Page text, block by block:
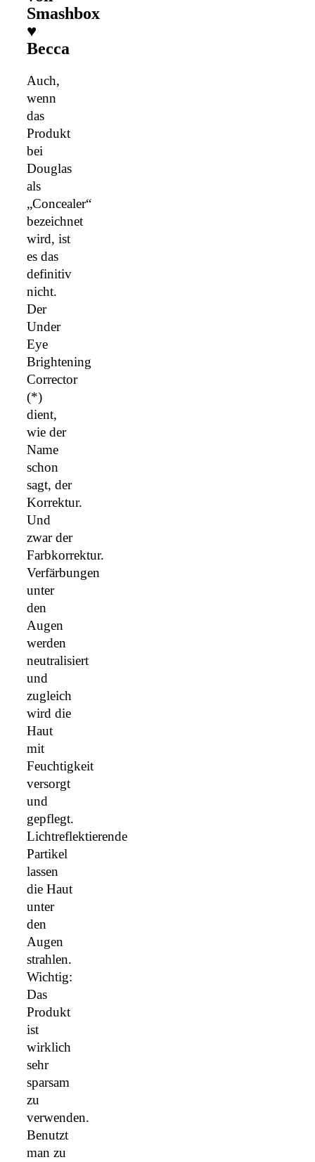
Smashbox
♥
Becca
Auch,
wenn
das
Produkt
bei
Douglas
als
„Concealer“
bezeichnet
wird, ist
es das
definitiv
nicht.
Der
Under
Eye
Brightening
Corrector
(*)
dient,
wie der
Name
schon
sagt, der
Korrektur.
Und
zwar der
Farbkorrektur.
Verfärbungen
unter
den
Augen
werden
neutralisiert
und
zugleich
wird die
Haut
mit
Feuchtigkeit
versorgt
und
gepflegt.
Lichtreflektierende
Partikel
lassen
die Haut
unter
den
Augen
strahlen.
Wichtig:
Das
Produkt
ist
wirklich
sehr
sparsam
zu
verwenden.
Benutzt
man zu